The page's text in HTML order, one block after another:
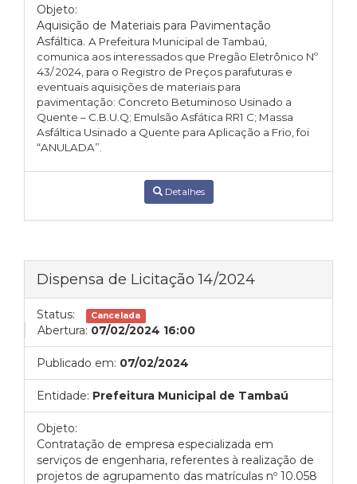
Objeto:
Aquisição de Materiais para Pavimentação
Asfáltica. A Prefeitura Municipal de Tambaú,
comunica aos interessados que Pregão Eletrônico Nº
43/ 2024, para o Registro de Preços parafuturas e
eventuais aquisições de materiais para
pavimentação: Concreto Betuminoso Usinado a
Quente – C.B.U.Q; Emulsão Asfática RR1 C; Massa
Asfáltica Usinado a Quente para Aplicação a Frio,foi
“ANULADA”.
Detalhes
Dispensa de Licitação 14/2024
Status: Cancelada
Abertura: 07/02/2024 16:00
Publicado em: 07/02/2024
Entidade: Prefeitura Municipal de Tambaú
Objeto:
Contratação de empresa especializada em
serviços de engenharia, referentes à realização de
projetos de agrupamento das matrículas nº 10.058